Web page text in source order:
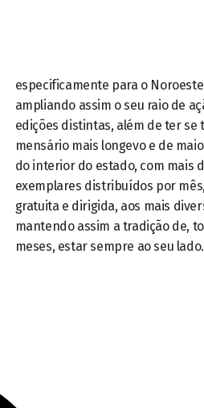
meses, estar sempre ao seu lado.